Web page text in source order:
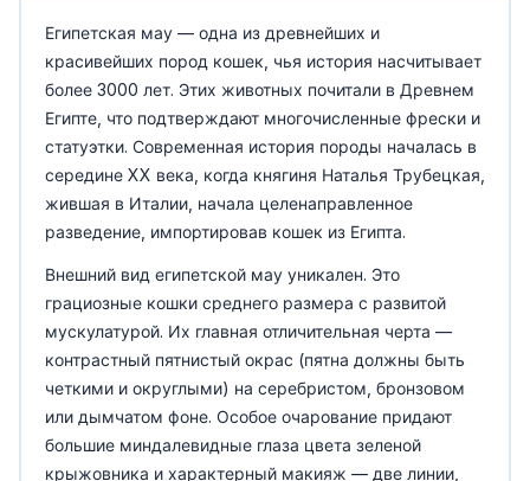
Египетская мау — одна из древнейших и
красивейших пород кошек, чья история насчитывает
более 3000 лет. Этих животных почитали в Древнем
Египте, что подтверждают многочисленные фрески и
статуэтки. Современная история породы началась в
середине XX века, когда княгиня Наталья Трубецкая,
жившая в Италии, начала целенаправленное
разведение, импортировав кошек из Египта.
Внешний вид египетской мау уникален. Это
грациозные кошки среднего размера с развитой
мускулатурой. Их главная отличительная черта —
контрастный пятнистый окрас (пятна должны быть
четкими и округлыми) на серебристом, бронзовом
или дымчатом фоне. Особое очарование придают
большие миндалевидные глаза цвета зеленой
крыжовника и характерный макияж — две линии,